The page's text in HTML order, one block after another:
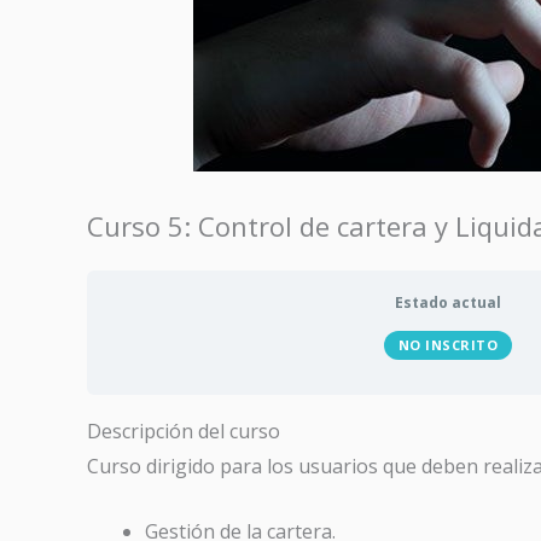
Curso 5: Control de cartera y
Estado actual
NO INSCRITO
Descripción del curso
Curso dirigido para los usuarios que deben
Gestión de la cartera.